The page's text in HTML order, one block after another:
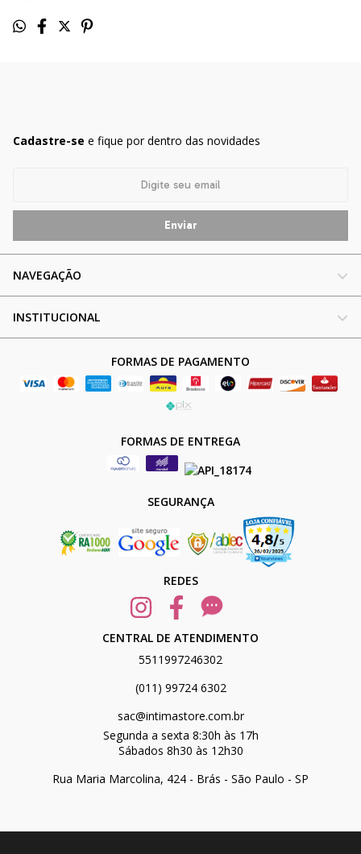
Cadastre-se e fique por dentro das novidades
NAVEGAÇÃO
INSTITUCIONAL
FORMAS DE PAGAMENTO
FORMAS DE ENTREGA
SEGURANÇA
REDES
CENTRAL DE ATENDIMENTO
5511997246302
(011) 99724 6302
sac@intimastore.com.br
Segunda a sexta 8:30h às 17h
Sábados 8h30 às 12h30
Rua Maria Marcolina, 424 - Brás - São Paulo - SP